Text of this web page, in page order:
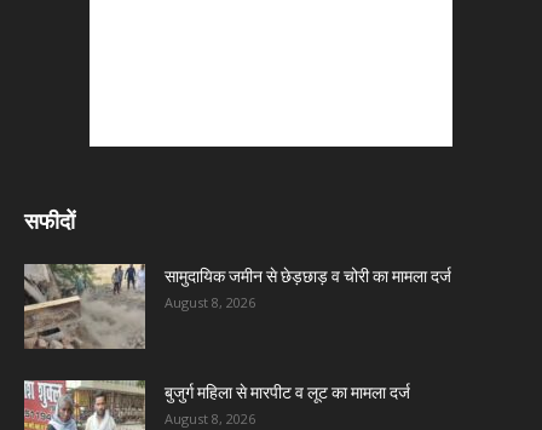
सफीदों
सामुदायिक जमीन से छेड़छाड़ व चोरी का मामला दर्ज
August 8, 2026
बुजुर्ग महिला से मारपीट व लूट का मामला दर्ज
August 8, 2026